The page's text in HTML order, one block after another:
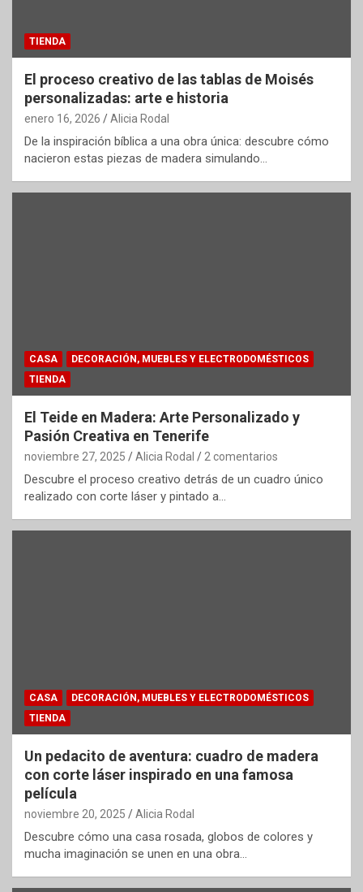
TIENDA
El proceso creativo de las tablas de Moisés
personalizadas: arte e historia
enero 16, 2026 Alicia Rodal
De la inspiración bíblica a una obra única: descubre cómo
nacieron estas piezas de madera simulando…
CASA
DECORACIÓN, MUEBLES Y ELECTRODOMÉSTICOS
TIENDA
El Teide en Madera: Arte Personalizado y
Pasión Creativa en Tenerife
noviembre 27, 2025 Alicia Rodal 2 comentarios
Descubre el proceso creativo detrás de un cuadro único
realizado con corte láser y pintado a…
CASA
DECORACIÓN, MUEBLES Y ELECTRODOMÉSTICOS
TIENDA
Un pedacito de aventura: cuadro de madera
con corte láser inspirado en una famosa
película
noviembre 20, 2025 Alicia Rodal
Descubre cómo una casa rosada, globos de colores y
mucha imaginación se unen en una obra…